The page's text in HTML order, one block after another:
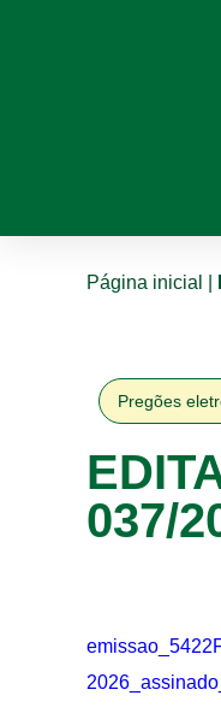
Página inicial
Pregões
037/